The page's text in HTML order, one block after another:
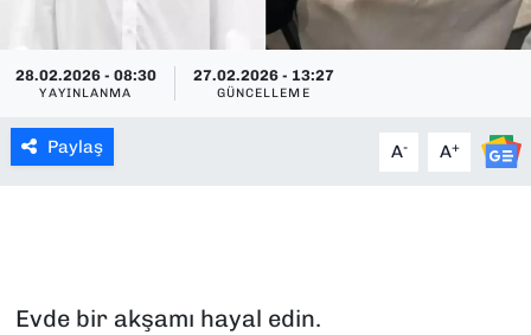
28.02.2026 - 08:30
YAYINLANMA
27.02.2026 - 13:27
GÜNCELLEME
Paylaş A- A+
Evde bir akşamı hayal edin.
SAĞLIK
SPOR
TEKNOLOJİ